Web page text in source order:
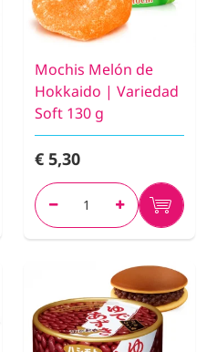
Mochis Melón de
Hokkaido | Variedad
Soft 130 g
€ 5,30